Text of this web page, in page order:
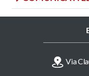
Via